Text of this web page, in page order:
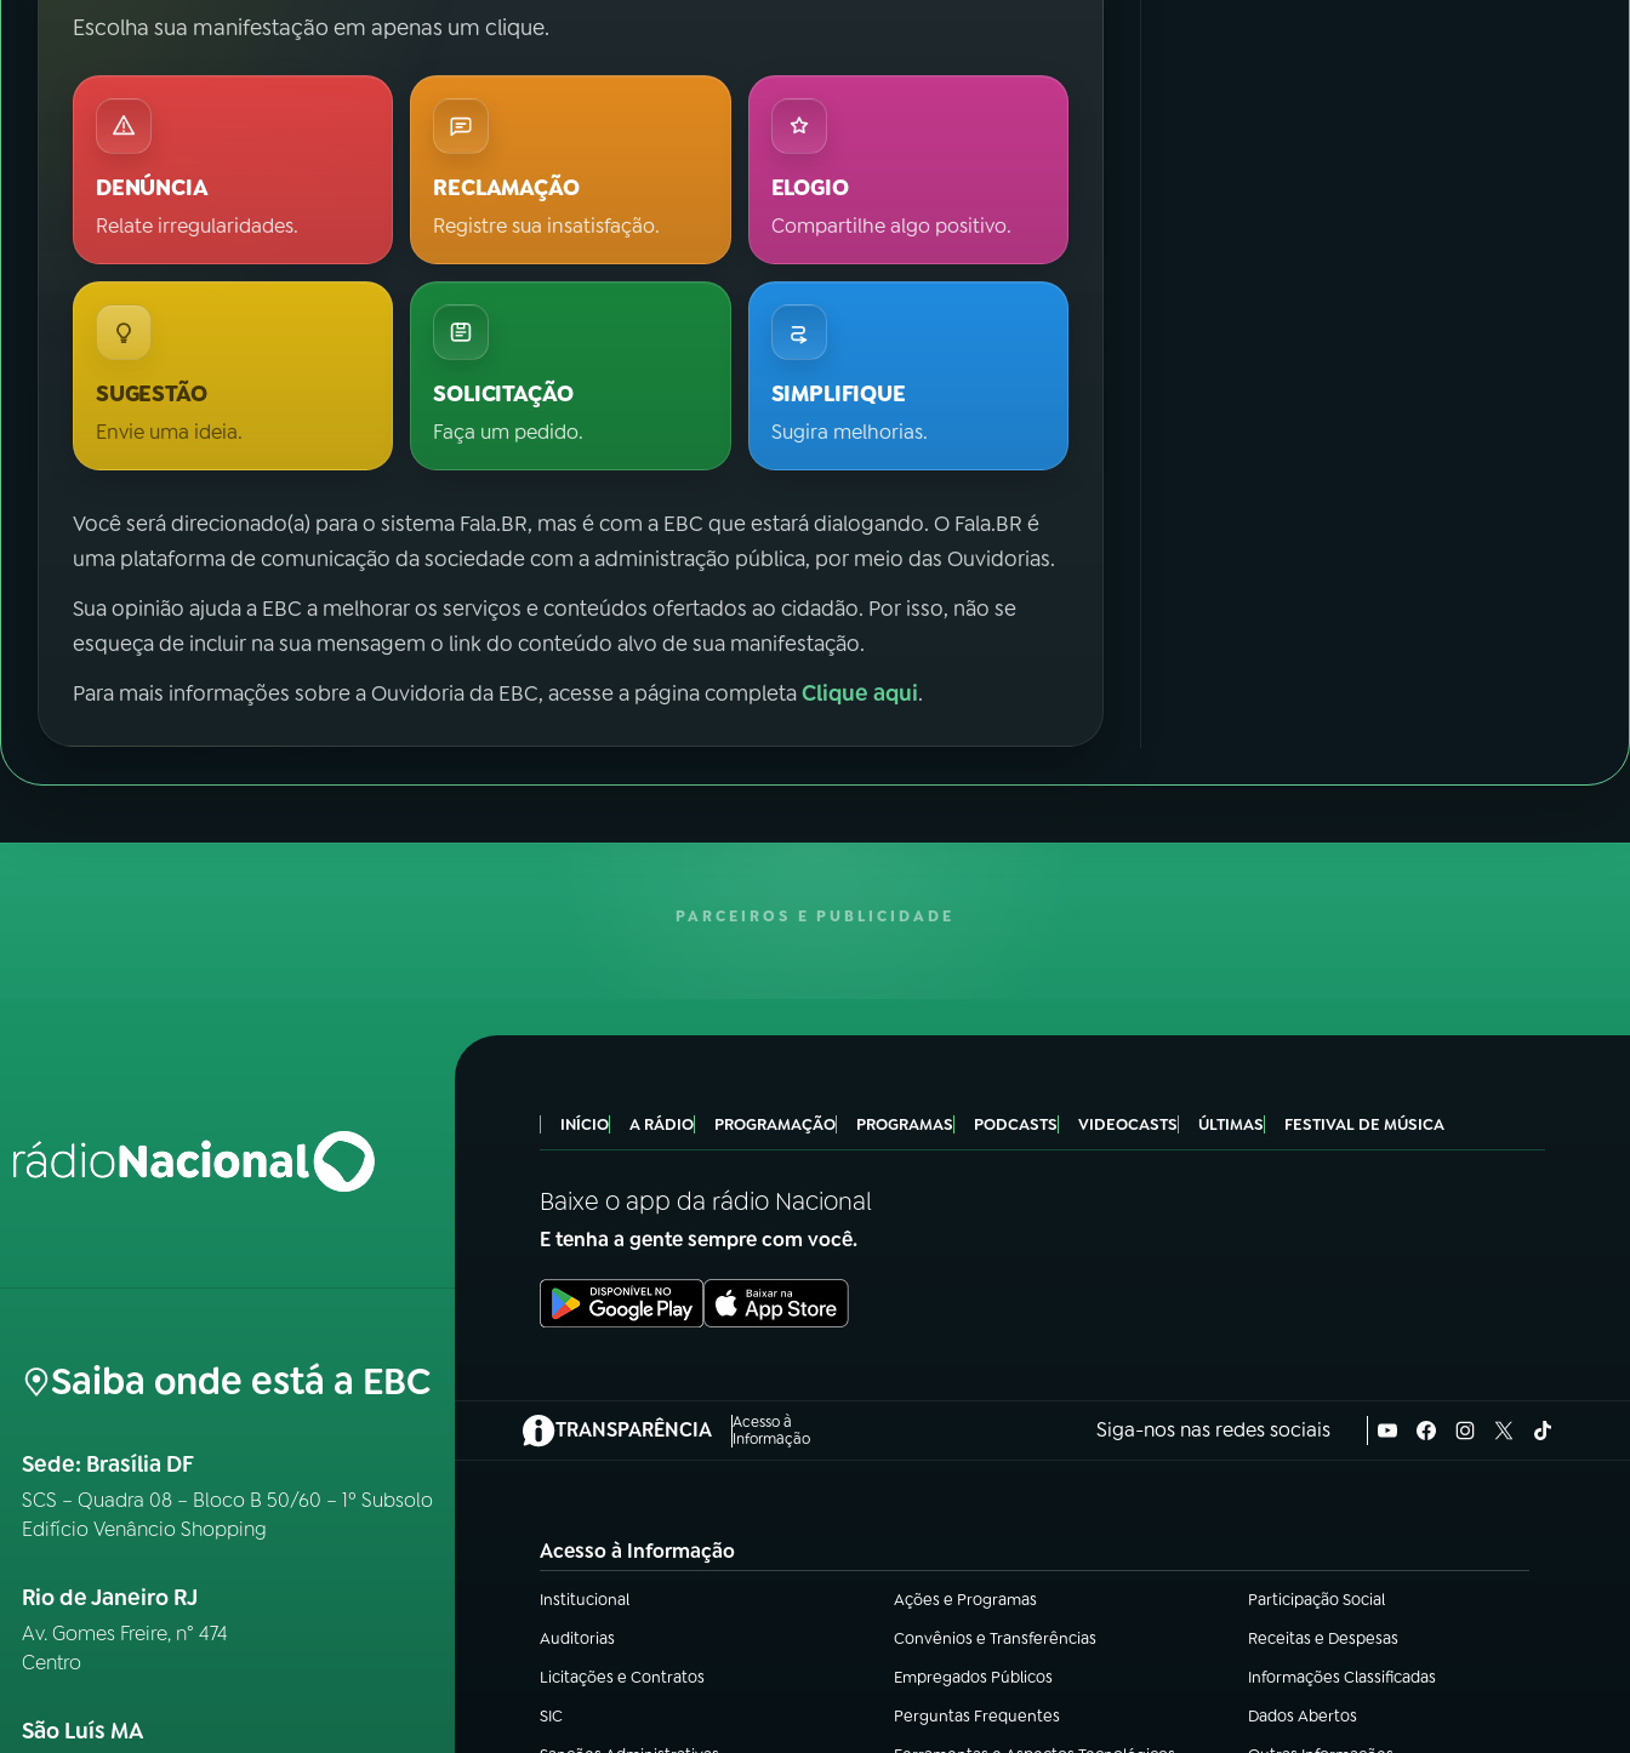
Escolha sua manifestação em apenas um clique.
DENÚNCIA
Relate irregularidades.
RECLAMAÇÃO
Registre sua insatisfação.
ELOGIO
Compartilhe algo positivo.
SUGESTÃO
Envie uma ideia.
SOLICITAÇÃO
Faça um pedido.
SIMPLIFIQUE
Sugira melhorias.
Você será direcionado(a) para o sistema Fala.BR, mas é com a EBC que estará dialogando. O Fala.BR é
uma plataforma de comunicação da sociedade com a administração pública, por meio das Ouvidorias.
Sua opinião ajuda a EBC a melhorar os serviços e conteúdos ofertados ao cidadão. Por isso, não se
esqueça de incluir na sua mensagem o link do conteúdo alvo de sua manifestação.
Para mais informações sobre a Ouvidoria da EBC, acesse a página completaClique aqui.
PARCEIROS E PUBLICIDADE
Saiba onde está a EBC
Sede: Brasília DF
SCS – Quadra 08 – Bloco B 50/60 – 1º Subsolo
Edifício Venâncio Shopping
Rio de Janeiro RJ
Av. Gomes Freire, n° 474
Centro
São Luís MA
INÍCIO A RÁDIO PROGRAMAÇÃO PROGRAMAS PODCASTS VIDEOCASTS ÚLTIMAS FESTIVAL DE MÚSICA
Baixe o app da rádio Nacional
E tenha a gente sempre com você.
TRANSPARÊNCIA
Acesso à
Informação
(abre em nova aba) Siga-nos nas redes sociais
Acesso à Informação
Institucional
(abre em nova aba) Ações e Programas
(abre em nova aba) Participação Social
(abre em nova aba)
Auditorias
(abre em nova aba) Convênios e Transferências
(abre em nova aba) Receitas e Despesas
(abre em nova aba)
Licitações e Contratos
(abre em nova aba) Empregados Públicos
(abre em nova aba) Informações Classificadas
(abre em nova aba)
SIC
(abre em nova aba) Perguntas Frequentes
(abre em nova aba) Dados Abertos
(abre em nova aba)